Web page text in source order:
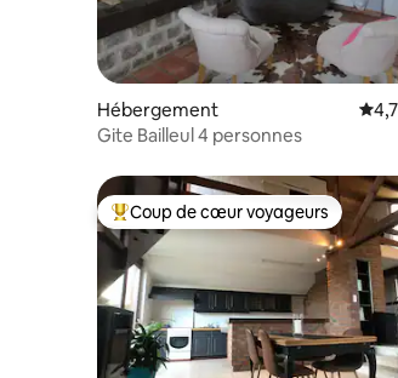
Hébergement
Gite Bailleul 4 personnes
Coups de cœur voyageurs les plus
Coup de cœur voyageurs